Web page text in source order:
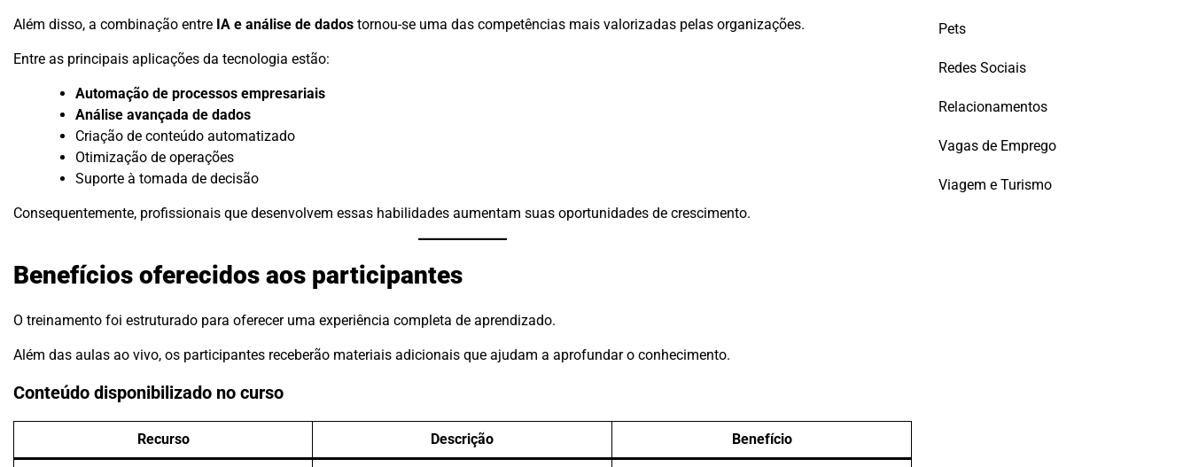
Além disso, a combinação entre IA e análise de dados tornou-se uma das competências mais valorizadas pelas organizações.
Entre as principais aplicações da tecnologia estão:
Automação de processos empresariais
Análise avançada de dados
Criação de conteúdo automatizado
Otimização de operações
Suporte à tomada de decisão
Consequentemente, profissionais que desenvolvem essas habilidades aumentam suas oportunidades de crescimento.
Benefícios oferecidos aos participantes
O treinamento foi estruturado para oferecer uma experiência completa de aprendizado.
Além das aulas ao vivo, os participantes receberão materiais adicionais que ajudam a aprofundar o conhecimento.
Conteúdo disponibilizado no curso
Recurso Descrição Benefício
Pets
Redes Sociais
Relacionamentos
Vagas de Emprego
Viagem e Turismo